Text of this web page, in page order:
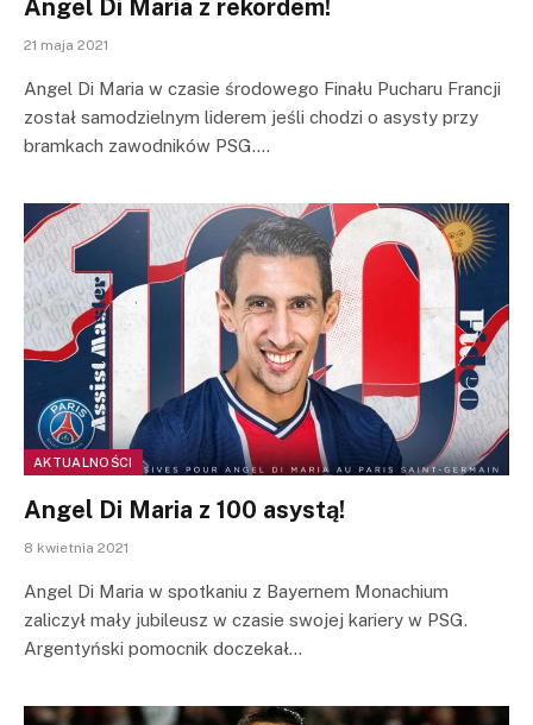
Angel Di Maria z rekordem!
21 maja 2021
Angel Di Maria w czasie środowego Finału Pucharu Francji
został samodzielnym liderem jeśli chodzi o asysty przy
bramkach zawodników PSG.…
AKTUALNOŚCI
Angel Di Maria z 100 asystą!
8 kwietnia 2021
Angel Di Maria w spotkaniu z Bayernem Monachium
zaliczył mały jubileusz w czasie swojej kariery w PSG.
Argentyński pomocnik doczekał…